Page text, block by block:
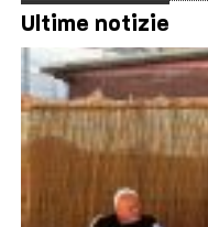
Ultime notizie